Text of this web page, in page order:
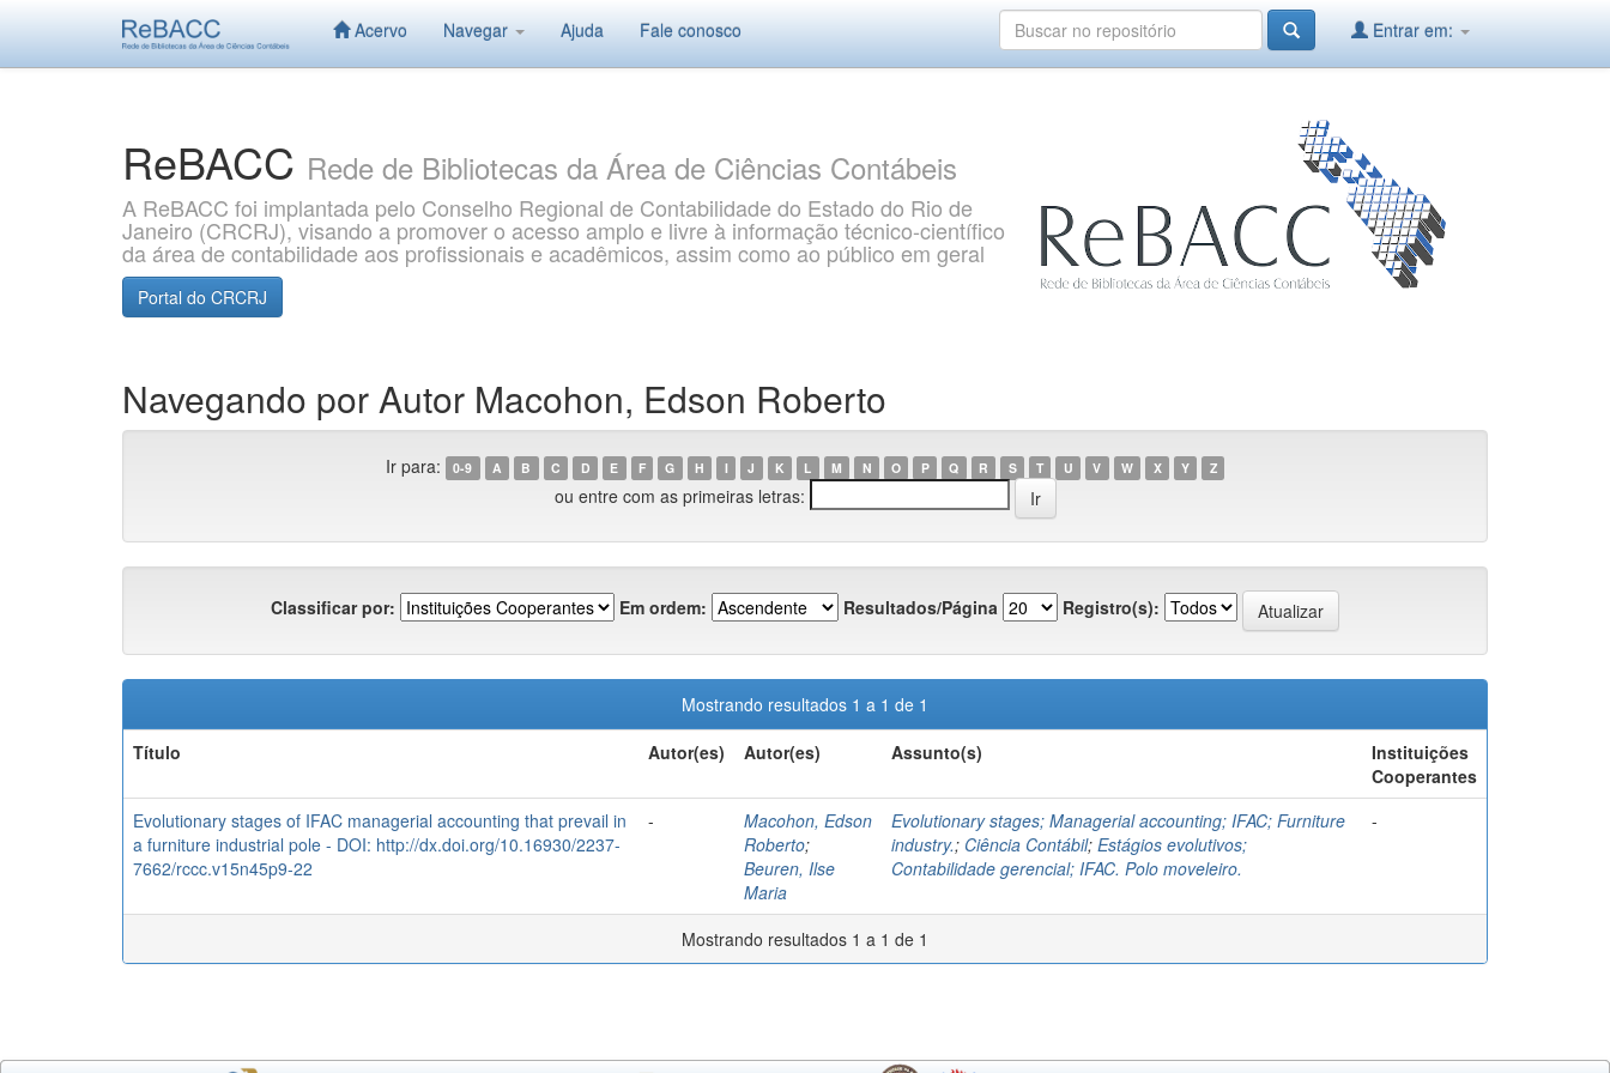
Acervo Navegar Ajuda Fale conosco Entrar em:
ReBACC Rede de Bibliotecas da Área de Ciências Contábeis
A ReBACC foi implantada pelo Conselho Regional de Contabilidade do Estado do Rio de
Janeiro (CRCRJ), visando a promover o acesso amplo e livre à informação técnico-científico
da área de contabilidade aos profissionais e acadêmicos, assim como ao público em geral
Portal do CRCRJ
Navegando por Autor Macohon, Edson Roberto
Ir para: 0-9 A B C D E F G H I J K L M N O P Q R S T U V W X Y Z
ou entre com as primeiras letras:
Classificar por: Em ordem: Resultados/Página Registro(s):
Mostrando resultados 1 a 1 de 1
Título
Autor(es) Autor(es) Assunto(s)
Instituições
Cooperantes
Evolutionary stages of IFAC managerial accounting that prevail in
a furniture industrial pole - DOI: http://dx.doi.org/10.16930/2237-
7662/rccc.v15n45p9-22
-
Macohon, Edson
Roberto;
Beuren, Ilse
Maria
Evolutionary stages; Managerial accounting; IFAC; Furniture
industry.; Ciência Contábil; Estágios evolutivos;
Contabilidade gerencial; IFAC. Polo moveleiro.
-
Mostrando resultados 1 a 1 de 1